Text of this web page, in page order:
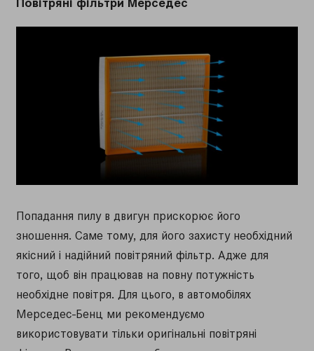
Попадання пилу в двигун прискорює його
зношення. Саме тому, для його захисту необхідний
якісний і надійний повітряний фільтр. Адже для
того, щоб він працював на повну потужність
необхідне повітря. Для цього, в автомобілях
Мерседес-Бенц ми рекомендуємо
використовувати тільки оригінальні повітряні